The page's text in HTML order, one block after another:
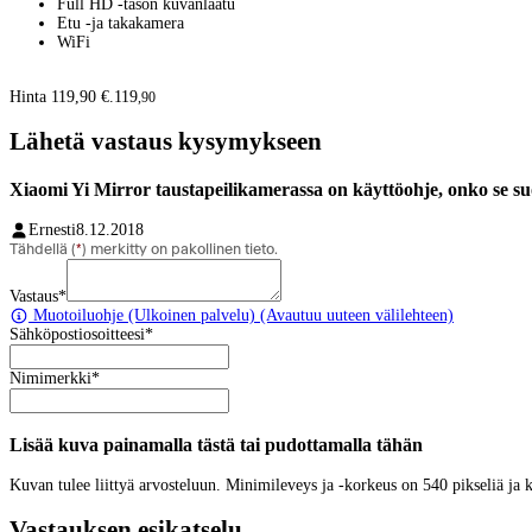
Full HD -tason kuvanlaatu
Etu -ja takakamera
WiFi
Hinta 119,90 €.119,90
Lähetä vastaus kysymykseen
Xiaomi Yi Mirror taustapeilikamerassa on käyttöohje, onko se
Ernesti8.12.2018
Tähdellä (*) merkitty on pakollinen tieto.
Vastaus*
Muotoiluohje (Ulkoinen palvelu) (Avautuu uuteen välilehteen)
Sähköpostiosoitteesi*
Nimimerkki*
Lisää kuva painamalla tästä tai pudottamalla tähän
Kuvan tulee liittyä arvosteluun. Minimileveys ja -korkeus on 540 pikseliä ja